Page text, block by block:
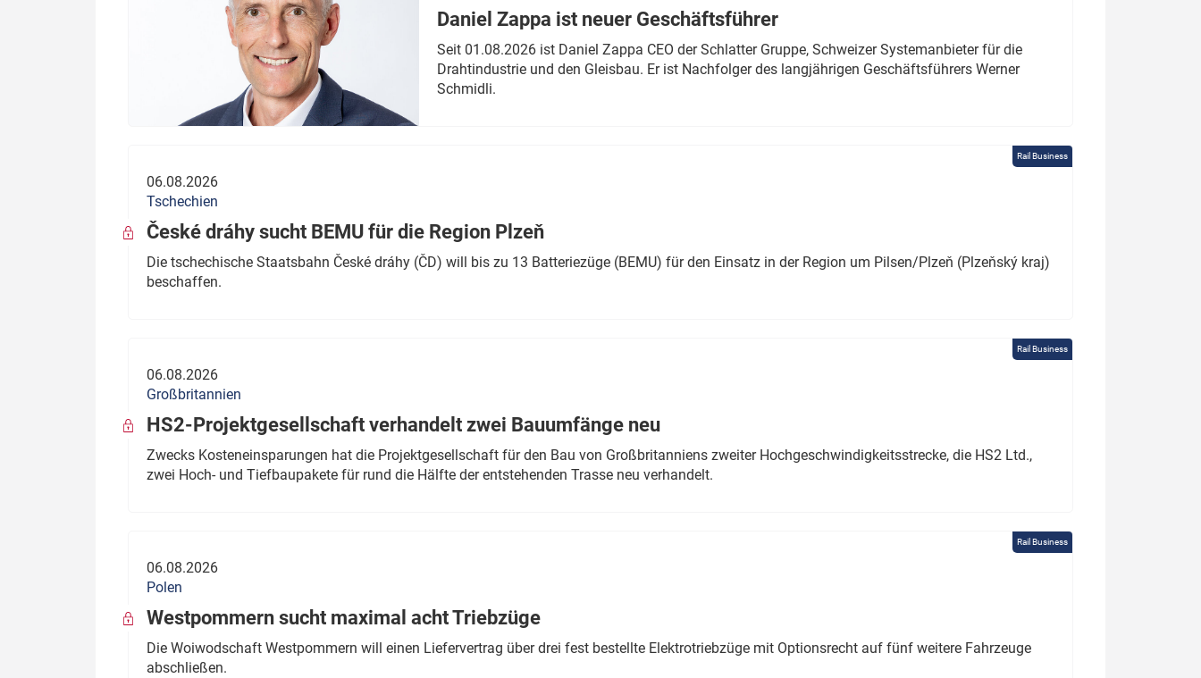
Daniel Zappa ist neuer Geschäftsführer
Seit 01.08.2026 ist Daniel Zappa CEO der Schlatter Gruppe, Schweizer Systemanbieter für die
Drahtindustrie und den Gleisbau. Er ist Nachfolger des langjährigen Geschäftsführers Werner
Schmidli.
Rail Business
06.08.2026
Tschechien
České dráhy sucht BEMU für die Region Plzeň
Die tschechische Staatsbahn České dráhy (ČD) will bis zu 13 Batteriezüge (BEMU) für den Einsatz in der Region um Pilsen/Plzeň (Plzeňský kraj)
beschaffen.
Rail Business
06.08.2026
Großbritannien
HS2-Projektgesellschaft verhandelt zwei Bauumfänge neu
Zwecks Kosteneinsparungen hat die Projektgesellschaft für den Bau von Großbritanniens zweiter Hochgeschwindigkeitsstrecke, die HS2 Ltd.,
zwei Hoch- und Tiefbaupakete für rund die Hälfte der entstehenden Trasse neu verhandelt.
Rail Business
06.08.2026
Polen
Westpommern sucht maximal acht Triebzüge
Die Woiwodschaft Westpommern will einen Liefervertrag über drei fest bestellte Elektrotriebzüge mit Optionsrecht auf fünf weitere Fahrzeuge
abschließen.